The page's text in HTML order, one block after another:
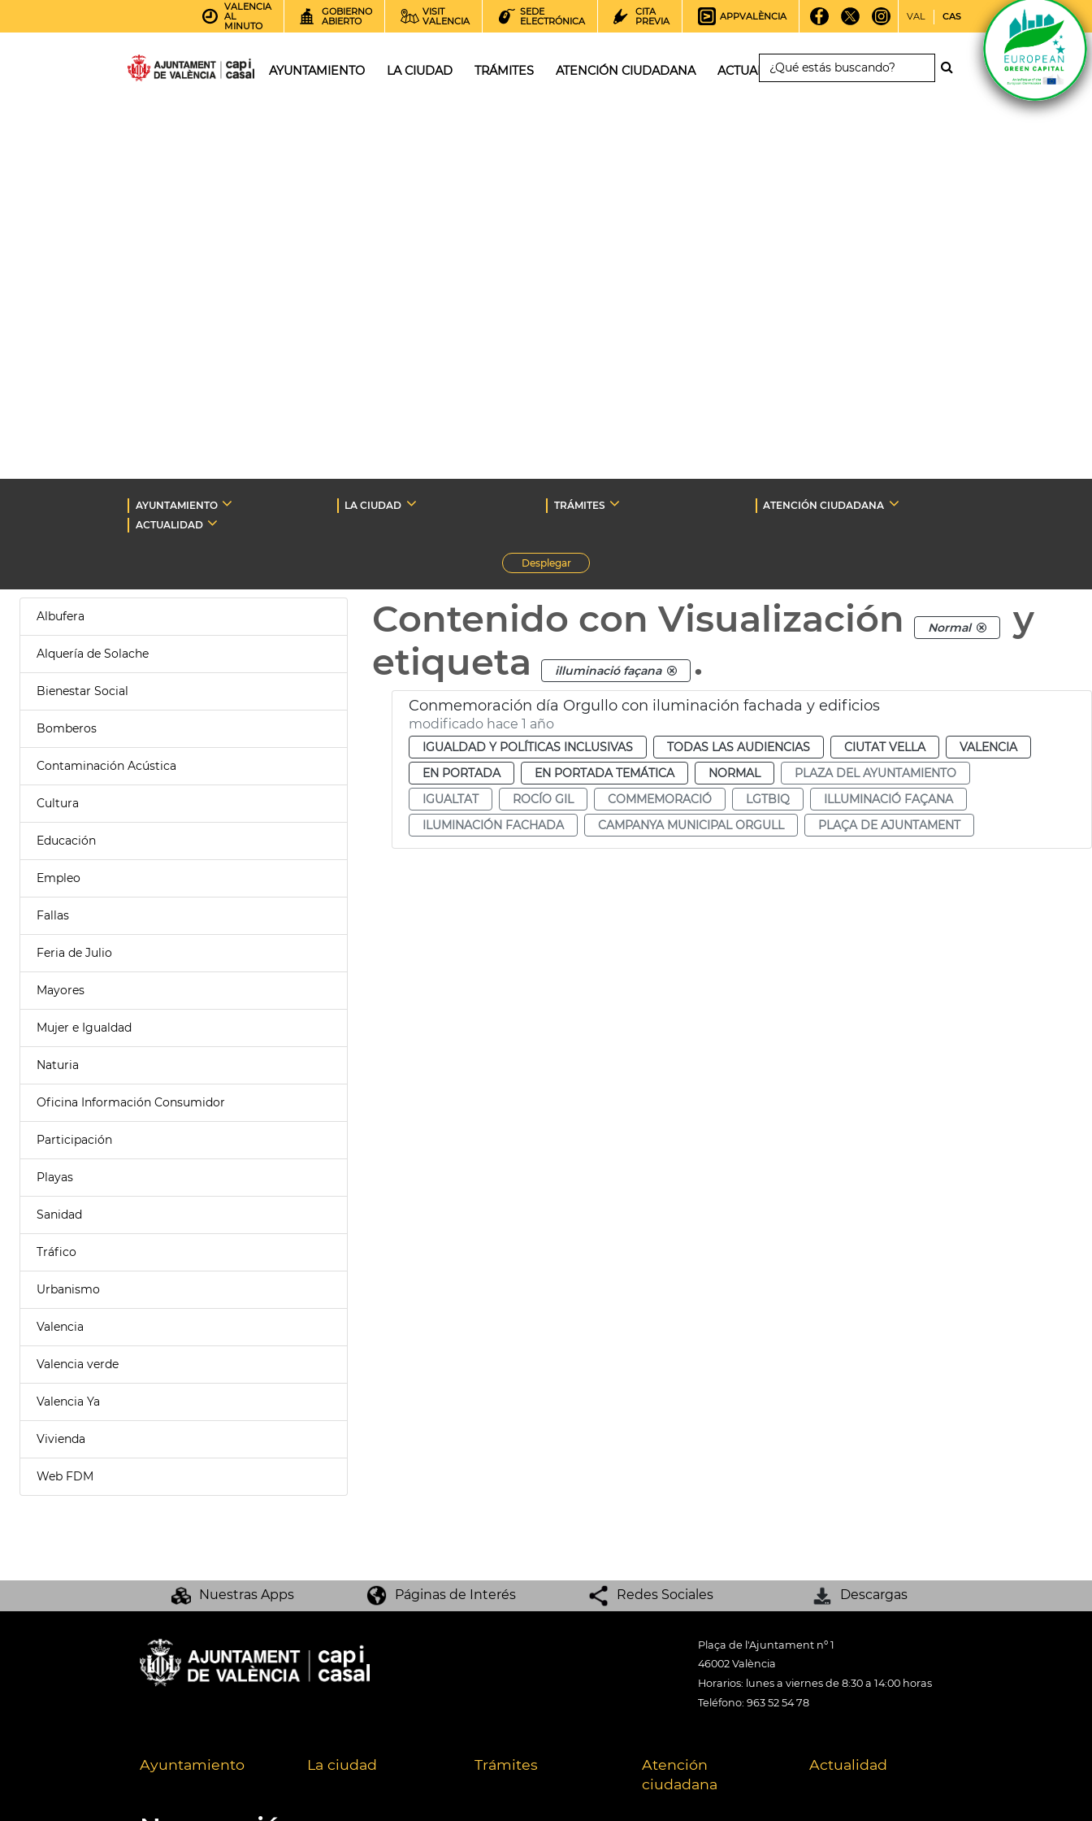
VALENCIA
AL
MINUTO
GOBIERNO
ABIERTO
VISIT
VALENCIA
SEDE
ELECTRÓNICA
CITA
PREVIA
APPVALÈNCIA VAL CAS
AYUNTAMIENTO LA CIUDAD TRÁMITES ATENCIÓN CIUDADANA ACTUALIDAD
AYUNTAMIENTO LA CIUDAD TRÁMITES
ATENCIÓN CIUDADANA
ACTUALIDAD
Desplegar
Albufera
Alquería de Solache
Bienestar Social
Bomberos
Contaminación Acústica
Cultura
Educación
Empleo
Fallas
Feria de Julio
Mayores
Mujer e Igualdad
Naturia
Oficina Información Consumidor
Participación
Playas
Sanidad
Tráfico
Urbanismo
Valencia
Valencia verde
Valencia Ya
Vivienda
Web FDM
Contenido con Visualización Normal
y
etiqueta
illuminació façana .
Conmemoración día Orgullo con iluminación fachada y edificios
modificado hace 1 año
IGUALDAD Y POLÍTICAS INCLUSIVAS TODAS LAS AUDIENCIAS CIUTAT VELLA
VALENCIA
EN PORTADA
EN PORTADA TEMÁTICA NORMAL
PLAZA DEL AYUNTAMIENTO
IGUALTAT
ROCÍO GIL COMMEMORACIÓ LGTBIQ
ILLUMINACIÓ FAÇANA
ILUMINACIÓN FACHADA
CAMPANYA MUNICIPAL ORGULL PLAÇA DE AJUNTAMENT
Nuestras Apps Páginas de Interés Redes Sociales Descargas
Plaça de l'Ajuntament nº 1
46002 València
Horarios: lunes a viernes de 8:30 a 14:00 horas
Teléfono: 963 52 54 78
Ayuntamiento La ciudad Trámites
Atención
ciudadana
Actualidad